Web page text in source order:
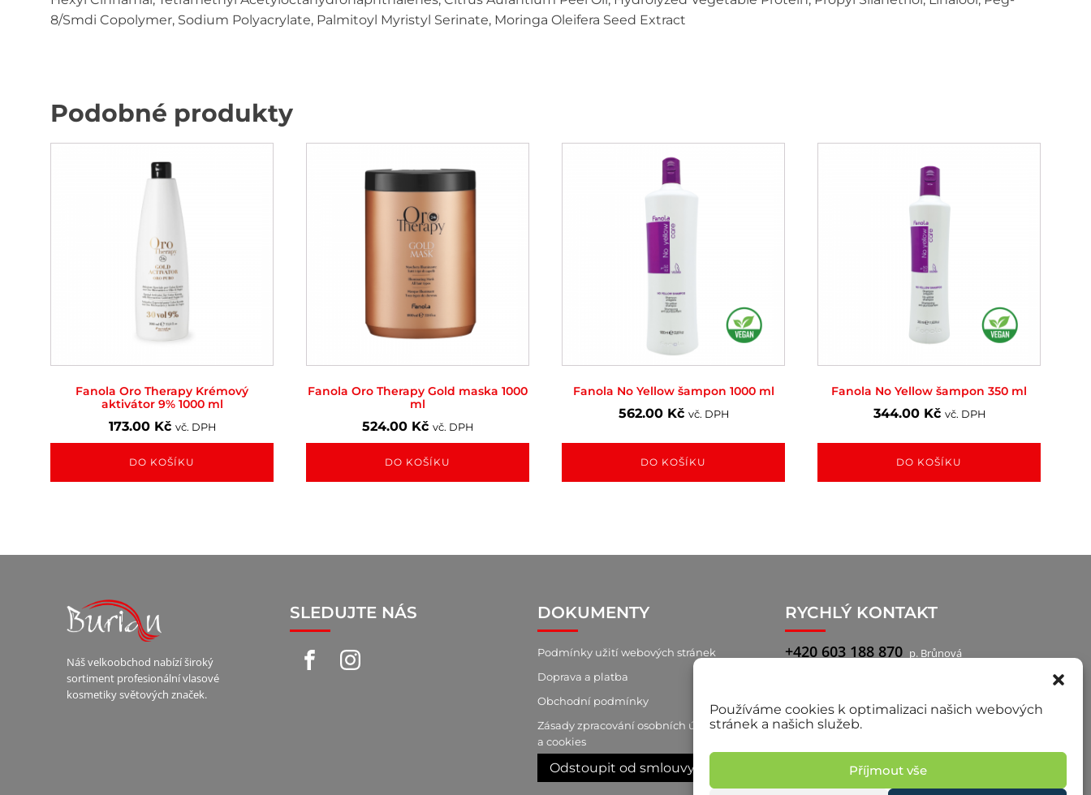
Používáme cookies k optimalizaci našich webových
stránek a našich služeb.
Příjmout vše
8/Smdi Copolymer, Sodium Polyacrylate, Palmitoyl Myristyl Serinate, Moringa Oleifera Seed Extract
Podobné produkty
Fanola Oro Therapy Krémový
aktivátor 9% 1000 ml
173.00 Kč vč. DPH
DO KOŠÍKU
Fanola Oro Therapy Gold maska 1000
ml
524.00 Kč vč. DPH
DO KOŠÍKU
Fanola No Yellow šampon 1000 ml
562.00 Kč vč. DPH
DO KOŠÍKU
Fanola No Yellow šampon 350 ml
344.00 Kč vč. DPH
DO KOŠÍKU
Náš velkoobchod nabízí široký
sortiment profesionální vlasové
kosmetiky světových značek.
SLEDUJTE NÁS DOKUMENTY
Podmínky užití webových stránek
Doprava a platba
Obchodní podmínky
Zásady zpracování osobních údajů
a cookies
Odstoupit od smlouvy
RYCHLÝ KONTAKT
+420 603 188 870 p. Brůnová